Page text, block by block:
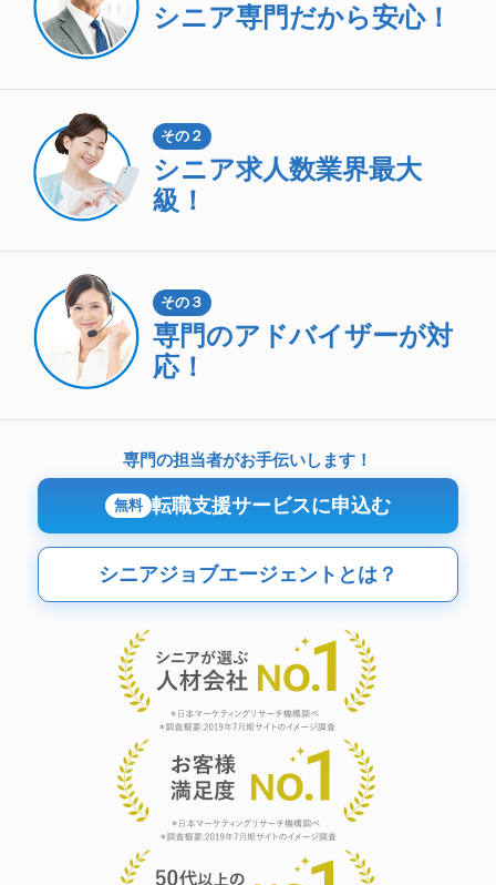
シニア専門だから安心！
その２
シニア求人数業界最大
級！
その３
専門のアドバイザーが対
応！
専門の担当者がお手伝いします！
無料 転職支援サービスに申込む
シニアジョブエージェントとは？